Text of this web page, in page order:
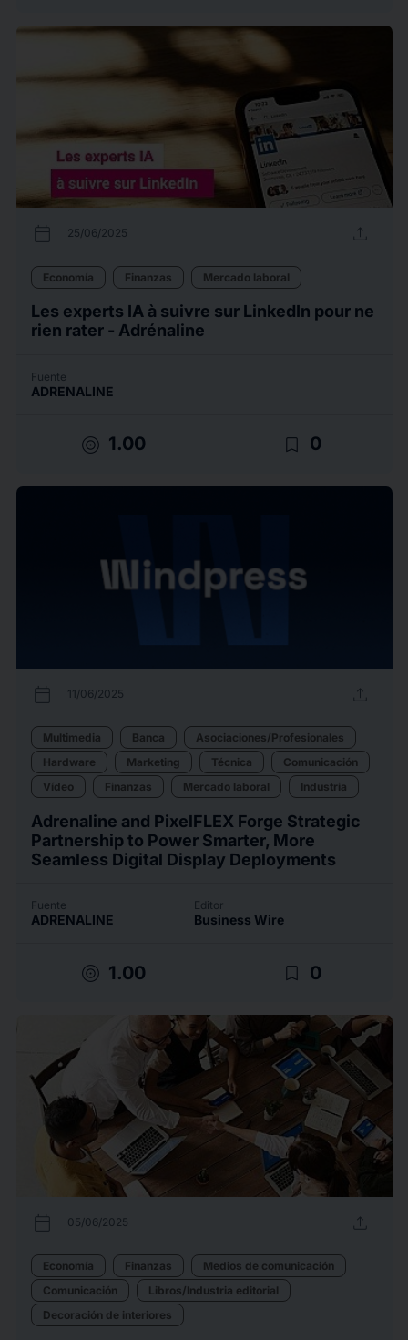
calendar_today 25/06/2025 upload
Economía Finanzas Mercado laboral
Les experts IA à suivre sur LinkedIn pour ne
rien rater - Adrénaline
Fuente
ADRENALINE
target 1.00 bookmark_border 0
calendar_today 11/06/2025 upload
Multimedia Banca
Asociaciones/Profesionales
Hardware
Marketing Técnica
Comunicación
Vídeo
Finanzas Mercado laboral Industria
Adrenaline and PixelFLEX Forge Strategic
Partnership to Power Smarter, More
Seamless Digital Display Deployments
Fuente
ADRENALINE
Editor
Business Wire
target 1.00 bookmark_border 0
calendar_today 05/06/2025 upload
Economía Finanzas
Medios de comunicación
Comunicación
Libros/Industria editorial
Decoración de interiores